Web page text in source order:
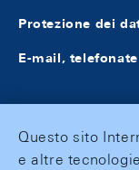
Protezione dei
E-mail,
Questo sito
e altre